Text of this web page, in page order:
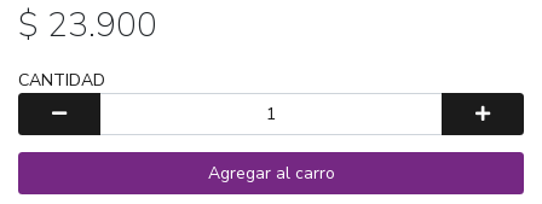
$ 23.900
CANTIDAD
Agregar al carro